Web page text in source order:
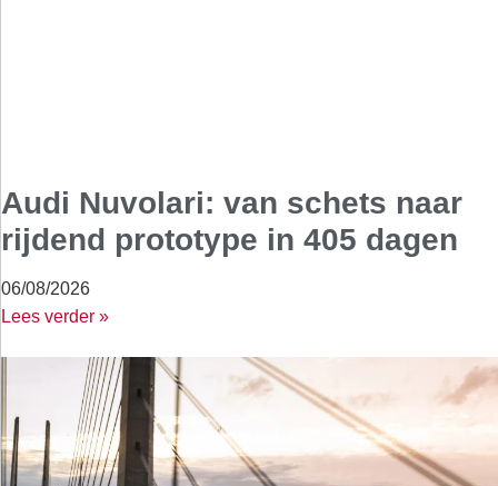
Audi Nuvolari: van schets naar
rijdend prototype in 405 dagen
06/08/2026
Lees verder »